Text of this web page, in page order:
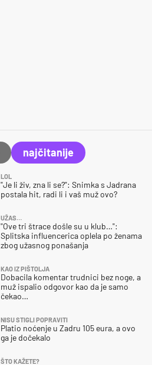
najčitanije
LOL
"Je li živ, zna li se?": Snimka s Jadrana
postala hit, radi li i vaš muž ovo?
UŽAS…
"Ove tri štrace došle su u klub…":
Splitska influencerica oplela po ženama
zbog užasnog ponašanja
KAO IZ PIŠTOLJA
Dobacila komentar trudnici bez noge, a
muž ispalio odgovor kao da je samo
čekao…
NISU STIGLI POPRAVITI
Platio noćenje u Zadru 105 eura, a ovo
ga je dočekalo
ŠTO KAŽETE?